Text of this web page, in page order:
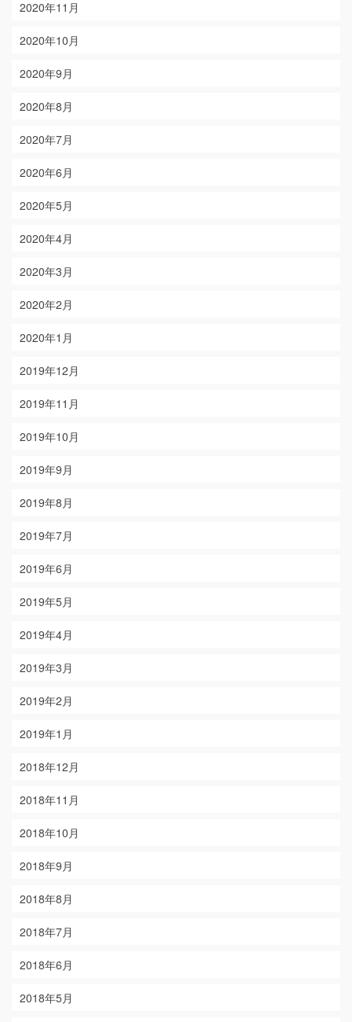
2020年11月
2020年10月
2020年9月
2020年8月
2020年7月
2020年6月
2020年5月
2020年4月
2020年3月
2020年2月
2020年1月
2019年12月
2019年11月
2019年10月
2019年9月
2019年8月
2019年7月
2019年6月
2019年5月
2019年4月
2019年3月
2019年2月
2019年1月
2018年12月
2018年11月
2018年10月
2018年9月
2018年8月
2018年7月
2018年6月
2018年5月